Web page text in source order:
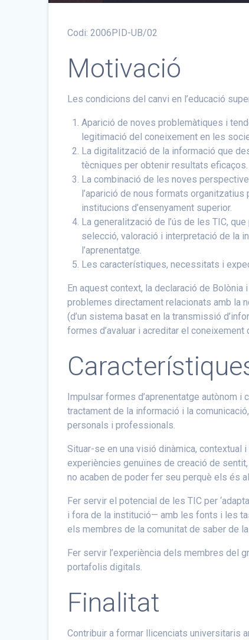
Codi: 2006PID-UB/02
Motivació
Les condicions del canvi en l’educació
Aparició de noves problemàtiques i
legitimació del coneixement en les
La digitalització de la informació que
tècniques per obtenir resultats eficaços.
La combinació de les noves
l’aparició de nous formats
institucions d’ensenyament superior.
La generalització de l’ús de les TIC,
selecció, valoració i interpretació de la
l’aprenentatge.
Les característiques, necessitats i
En aquest context, la declaració de Bolònia
problemes directament relacionats amb la
(d’un sistema basat en la transmissió
formes d’avaluar i acreditar el
Impulsar formes d’aprenentatge autònom
tractament de la informació i la
personals i professionals.
Situar-se en una visió dinàmica,
experiències genuïnes de creació de
no acaben de poder fer seu perquè els és
Fer servir el potencial de les TIC per
i fora de la institució— amb les fonts i les
els membres de la comunitat de saber de
Fer servir l’experiència dels membres del
portafolis digitals.
Finalitat
Contribuir a formar llicenciats universitaris